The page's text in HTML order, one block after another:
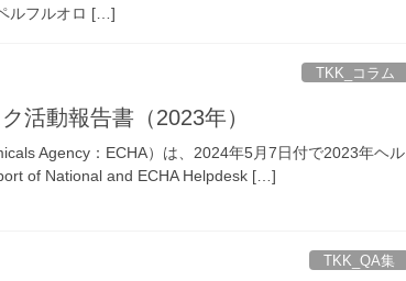
ルフルオロ […]
TKK_コラム
活動報告書（2023年）
Agency：ECHA）は、2024年5月7日付で2023年ヘル
of National and ECHA Helpdesk […]
TKK_QA集